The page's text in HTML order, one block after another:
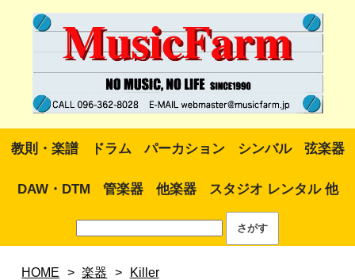
教則・楽譜 ドラム パーカション シンバル 弦楽器
DAW・DTM 管楽器 他楽器 スタジオ レンタル 他
HOME > 楽器 > Killer